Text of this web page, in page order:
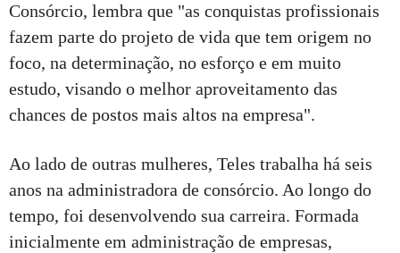
Consórcio, lembra que "as conquistas profissionais
fazem parte do projeto de vida que tem origem no
foco, na determinação, no esforço e em muito
estudo, visando o melhor aproveitamento das
chances de postos mais altos na empresa".
Ao lado de outras mulheres, Teles trabalha há seis
anos na administradora de consórcio. Ao longo do
tempo, foi desenvolvendo sua carreira. Formada
inicialmente em administração de empresas,